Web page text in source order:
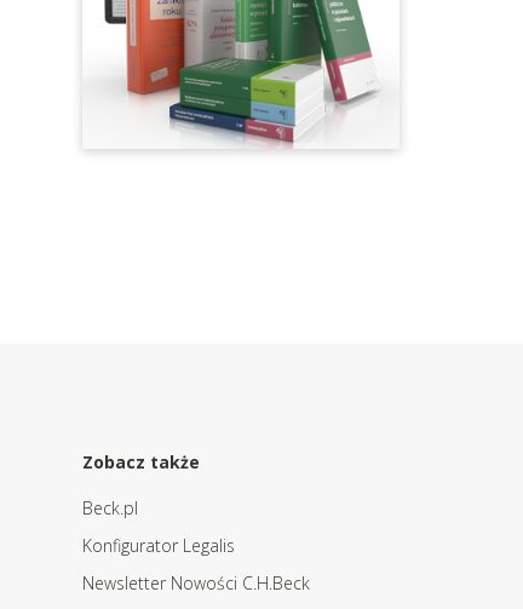
Zobacz także
Beck.pl
Konfigurator Legalis
Newsletter Nowości C.H.Beck